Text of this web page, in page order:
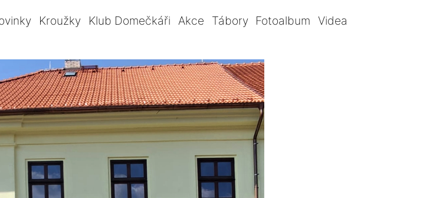
Kroužky Klub Domečkáři Akce Tábory Fotoalbum Videa